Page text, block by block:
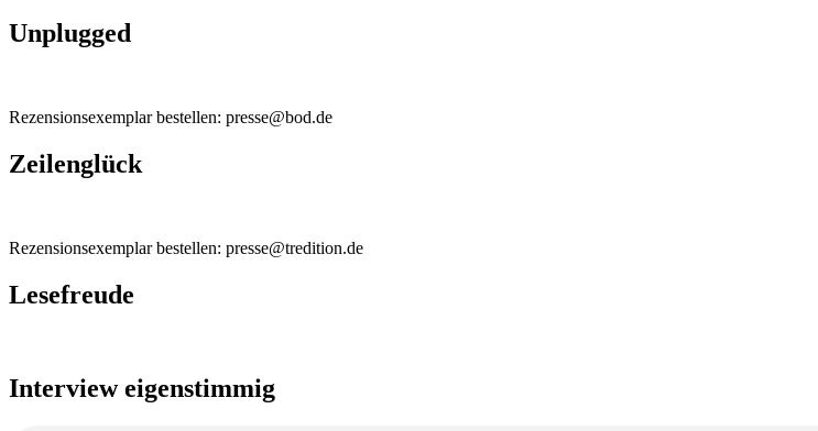
Unplugged
Rezensionsexemplar bestellen: presse@bod.de
Zeilenglück
Rezensionsexemplar bestellen: presse@tredition.de
Lesefreude
Interview eigenstimmig